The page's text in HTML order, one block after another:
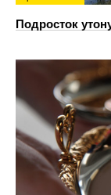
Подросток